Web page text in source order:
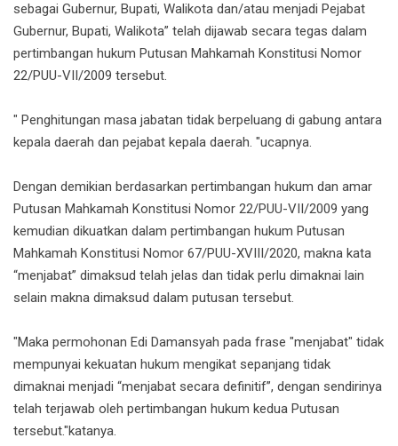
sebagai Gubernur, Bupati, Walikota dan/atau menjadi Pejabat
Gubernur, Bupati, Walikota” telah dijawab secara tegas dalam
pertimbangan hukum Putusan Mahkamah Konstitusi Nomor
22/PUU-VII/2009 tersebut.
" Penghitungan masa jabatan tidak berpeluang di gabung antara
kepala daerah dan pejabat kepala daerah. "ucapnya.
Dengan demikian berdasarkan pertimbangan hukum dan amar
Putusan Mahkamah Konstitusi Nomor 22/PUU-VII/2009 yang
kemudian dikuatkan dalam pertimbangan hukum Putusan
Mahkamah Konstitusi Nomor 67/PUU-XVIII/2020, makna kata
“menjabat” dimaksud telah jelas dan tidak perlu dimaknai lain
selain makna dimaksud dalam putusan tersebut.
"Maka permohonan Edi Damansyah pada frase "menjabat" tidak
mempunyai kekuatan hukum mengikat sepanjang tidak
dimaknai menjadi “menjabat secara definitif”, dengan sendirinya
telah terjawab oleh pertimbangan hukum kedua Putusan
tersebut."katanya.